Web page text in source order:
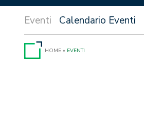
Calendario Eventi
HOME » EVENTI